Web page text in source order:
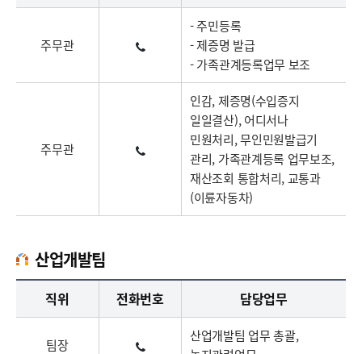
주무관
- 주민등록
- 제증명 발급
- 가족관계등록업무 보조
주무관
인감, 제증명(수입증지
일일결산), 어디서나
민원처리, 무인민원발급기
관리, 가족관계등록 업무보조,
재산조회 통합처리, 교통과
(이륜자동차)
산업개발팀
산업개발팀업무담당자의 정보로 직급, 전화번호, 담당업무를 안내하고 있습니다
직위 전화번호 담당업무
팀장
산업개발팀 업무 총괄,